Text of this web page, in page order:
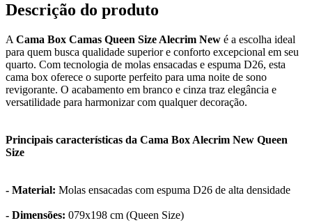
Descrição do produto
A Cama Box Camas Queen Size Alecrim New é a escolha ideal
para quem busca qualidade superior e conforto excepcional em seu
quarto. Com tecnologia de molas ensacadas e espuma D26, esta
cama box oferece o suporte perfeito para uma noite de sono
revigorante. O acabamento em branco e cinza traz elegância e
versatilidade para harmonizar com qualquer decoração.
Principais características da Cama Box Alecrim New Queen
Size
- Material: Molas ensacadas com espuma D26 de alta densidade
- Dimensões: 079x198 cm (Queen Size)